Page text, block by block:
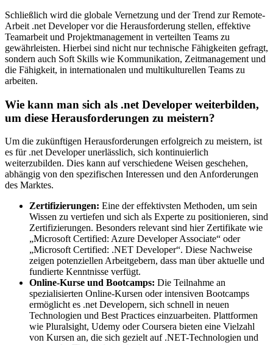
Schließlich wird die globale Vernetzung und der Trend zur Remote-
Arbeit .net Developer vor die Herausforderung stellen, effektive
Teamarbeit und Projektmanagement in verteilten Teams zu
gewährleisten. Hierbei sind nicht nur technische Fähigkeiten gefragt,
sondern auch Soft Skills wie Kommunikation, Zeitmanagement und
die Fähigkeit, in internationalen und multikulturellen Teams zu
arbeiten.
Wie kann man sich als .net Developer weiterbilden,
um diese Herausforderungen zu meistern?
Um die zukünftigen Herausforderungen erfolgreich zu meistern, ist
es für .net Developer unerlässlich, sich kontinuierlich
weiterzubilden. Dies kann auf verschiedene Weisen geschehen,
abhängig von den spezifischen Interessen und den Anforderungen
des Marktes.
Zertifizierungen: Eine der effektivsten Methoden, um sein
Wissen zu vertiefen und sich als Experte zu positionieren, sind
Zertifizierungen. Besonders relevant sind hier Zertifikate wie
„Microsoft Certified: Azure Developer Associate“ oder
„Microsoft Certified: .NET Developer“. Diese Nachweise
zeigen potenziellen Arbeitgebern, dass man über aktuelle und
fundierte Kenntnisse verfügt.
Online-Kurse und Bootcamps: Die Teilnahme an
spezialisierten Online-Kursen oder intensiven Bootcamps
ermöglicht es .net Developern, sich schnell in neuen
Technologien und Best Practices einzuarbeiten. Plattformen
wie Pluralsight, Udemy oder Coursera bieten eine Vielzahl
von Kursen an, die sich gezielt auf .NET-Technologien und